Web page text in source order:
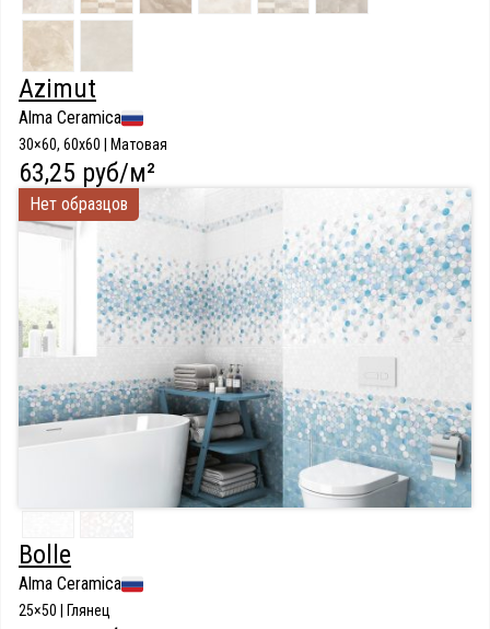
Azimut
Alma Ceramica
30×60, 60x60 | Матовая
63,25 руб/м²
Нет образцов
Bolle
Alma Ceramica
25×50 | Глянец